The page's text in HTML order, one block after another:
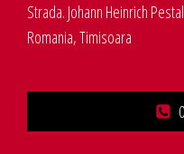
Strada. Johann Heinrich
Romania, Timisoara